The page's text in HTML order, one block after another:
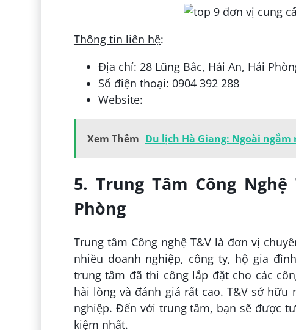
Thông tin liên hệ:
Địa chỉ: 28 Lũng Bắc, Hải An, Hải
Số điện thoại: 0904 392 288
Website:
Xem Thêm Du lịch Hà Giang: Ngoài
5. Trung Tâm Công
Phòng
Trung tâm Công nghệ T&V là đơn vị
nhiều doanh nghiệp, công ty, hộ gia
trung tâm đã thi công lắp đặt cho các
hài lòng và đánh giá rất cao. T&V sở
nghiệp. Đến với trung tâm, bạn sẽ được
kiệm nhất.